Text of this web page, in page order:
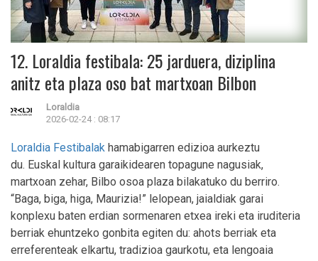
12. Loraldia festibala: 25 jarduera, diziplina
anitz eta plaza oso bat martxoan Bilbon
Loraldia
2026-02-24 : 08:17
Loraldia Festibalak hamabigarren edizioa aurkeztu
du. Euskal kultura garaikidearen topagune nagusiak,
martxoan zehar, Bilbo osoa plaza bilakatuko du berriro.
“Baga, biga, higa, Maurizia!” lelopean, jaialdiak garai
konplexu baten erdian sormenaren etxea ireki eta iruditeria
berriak ehuntzeko gonbita egiten du: ahots berriak eta
erreferenteak elkartu, tradizioa gaurkotu, eta lengoaia